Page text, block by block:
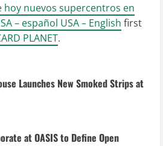
hoy nuevos supercentros en
– español USA – English first
PLANET.
Launches New Smoked Strips at
at OASIS to Define Open